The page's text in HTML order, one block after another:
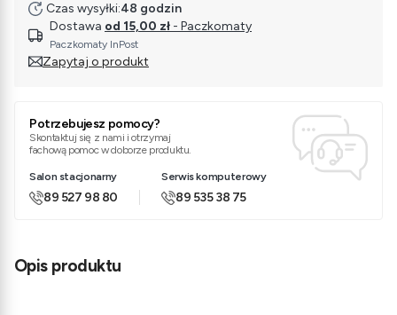
Czas wysyłki:48 godzin
Dostawa od 15,00 zł - Paczkomaty
Paczkomaty InPost
Zapytaj o produkt
Potrzebujesz pomocy?
Skontaktuj się z nami i otrzymaj
fachową pomoc w doborze produktu.
Salon stacjonarny
89 527 98 80
Serwis komputerowy
89 535 38 75
Opis produktu